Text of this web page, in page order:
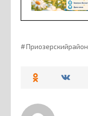
Приозерскийрайон